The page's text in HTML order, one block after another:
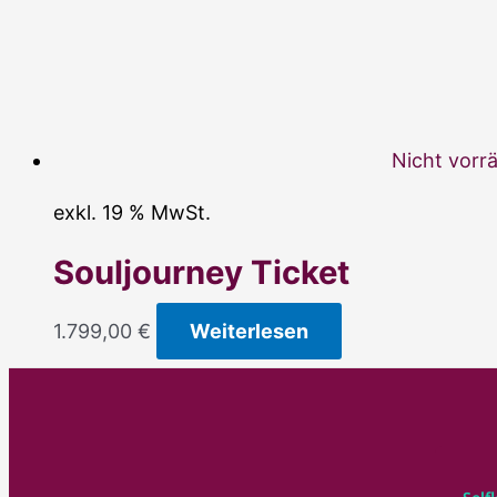
Nicht
exkl. 19 % MwSt.
Souljourney Ticket
1.799,00 € Weiterlesen